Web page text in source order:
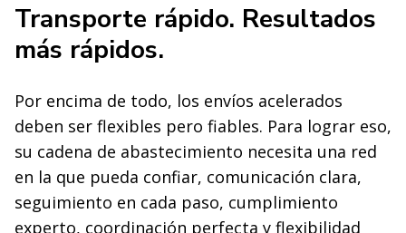
Transporte rápido. Resultados
más rápidos.
Por encima de todo, los envíos acelerados
deben ser flexibles pero fiables. Para lograr eso,
su cadena de abastecimiento necesita una red
en la que pueda confiar, comunicación clara,
seguimiento en cada paso, cumplimiento
experto, coordinación perfecta y flexibilidad